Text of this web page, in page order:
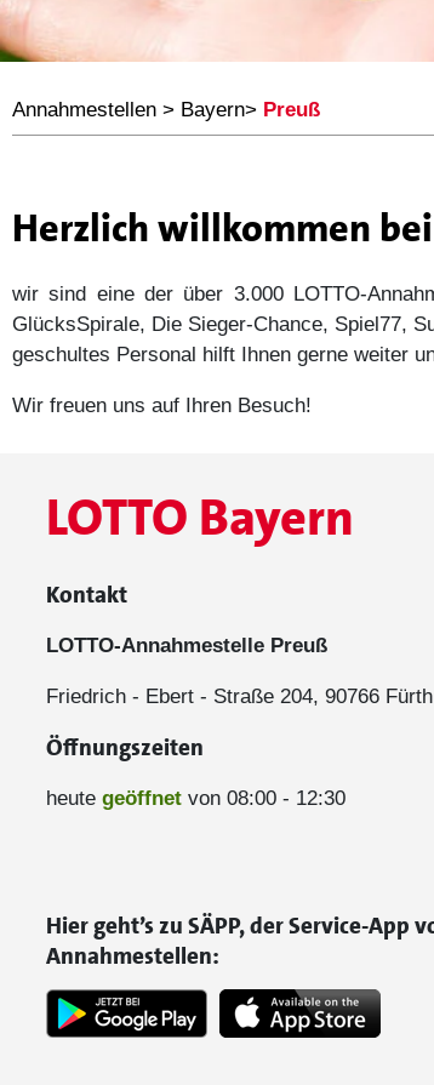
Annahmestellen > Bayern> Preuß
Herzlich willkommen
wir sind eine der über 3.000 LOTTO-
GlücksSpirale, Die Sieger-Chance, Spiel77,
geschultes Personal hilft Ihnen gerne weiter
Wir freuen uns auf Ihren Besuch!
LOTTO Bayern
Kontakt
LOTTO-Annahmestelle Preuß
Friedrich - Ebert - Straße 204, 90766 Fürth
Öffnungszeiten
heute geöffnet von 08:00 - 12:30
Hier geht’s zu SÄPP, der Service-App
Annahmestellen: